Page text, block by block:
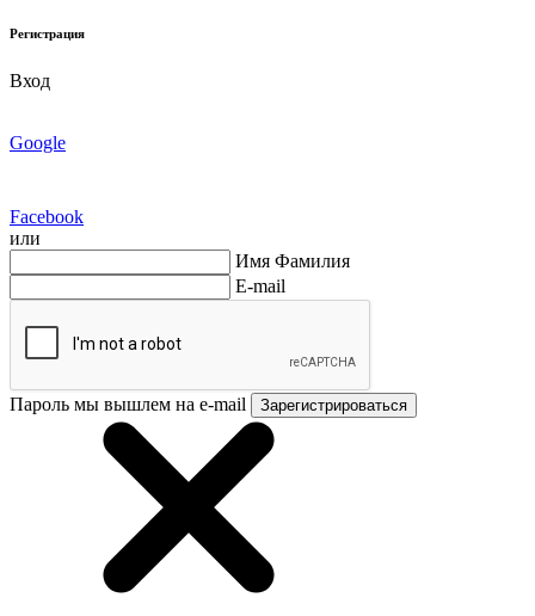
Регистрация
Вход
Google
Facebook
или
Имя Фамилия
E-mail
Пароль мы вышлем на e-mail Зарегистрироваться